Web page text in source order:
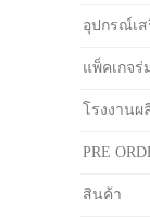
อุปกรณ์เส
แพ็คเกจร่
โรงงาน
PRE
สินค้า